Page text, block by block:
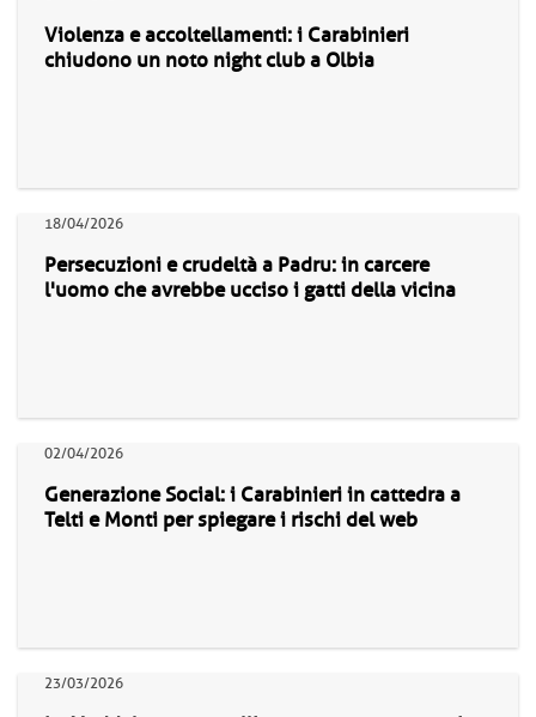
Violenza e accoltellamenti: i Carabinieri
chiudono un noto night club a Olbia
18/04/2026
Persecuzioni e crudeltà a Padru: in carcere
l'uomo che avrebbe ucciso i gatti della vicina
02/04/2026
Generazione Social: i Carabinieri in cattedra a
Telti e Monti per spiegare i rischi del web
23/03/2026